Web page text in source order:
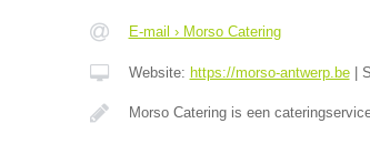
E-mail › Morso Catering
Website: https://morso-antwerp.be|
Morso Catering is een